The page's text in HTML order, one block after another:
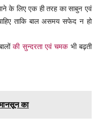
लिए एक ही तरह का साबुन एवं
ताकि बाल असमय सफेद न हो
की सुन्दरता एवं चमकभी बढ़ती
का